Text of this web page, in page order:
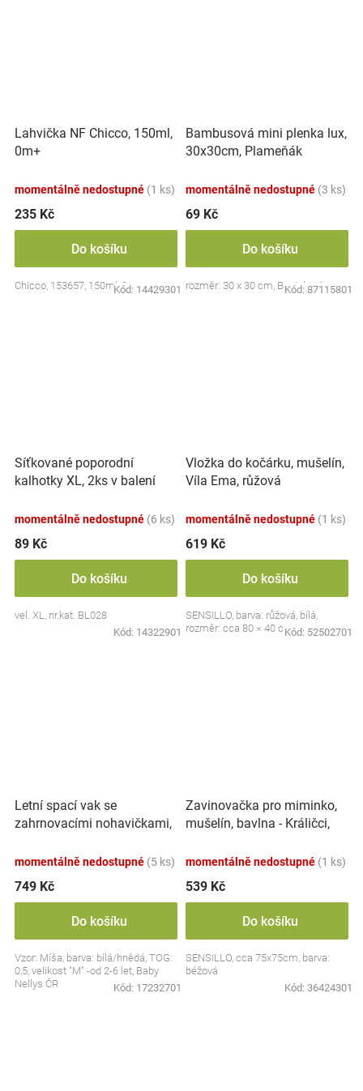
Lahvička NF Chicco, 150ml,
0m+
momentálně nedostupné (1 ks)
235 Kč
Do košíku
Chicco, 153657, 150ml, 0m+
Kód: 14429301
Bambusová mini plenka lux,
30x30cm, Plameňák
momentálně nedostupné (3 ks)
69 Kč
Do košíku
rozměr: 30 x 30 cm, Bocioland
Kód: 87115801
Síťkované poporodní
kalhotky XL, 2ks v balení
momentálně nedostupné (6 ks)
89 Kč
Do košíku
vel. XL, nr.kat. BL028
Kód: 14322901
Vložka do kočárku, mušelín,
Víla Ema, růžová
momentálně nedostupné (1 ks)
619 Kč
Do košíku
SENSILLO, barva: růžová, bílá,
rozměr: cca 80 × 40 cmKód: 52502701
Letní spací vak se
zahrnovacími nohavičkami,
potiskem, M
momentálně nedostupné (5 ks)
749 Kč
Do košíku
Vzor: Míša, barva: bílá/hnědá, TOG:
0,5, velikost "M" -od 2-6 let, Baby
Nellys ČR
Kód: 17232701
Zavinovačka pro miminko,
mušelín, bavlna - Králičci,
momentálně nedostupné (1 ks)
539 Kč
Do košíku
SENSILLO, cca 75x75cm, barva:
béžová
Kód: 36424301